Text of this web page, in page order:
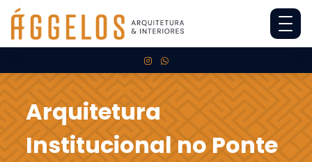
Arquitetura
Institucional no Ponte